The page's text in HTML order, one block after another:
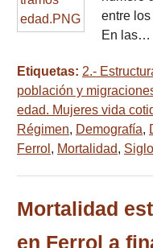
entre
En las…
Etiquetas: 2.-
población y
edad. Mujeres vida
Régimen, Demografía,
Ferrol , Mortalidad,
Mortalidad
en Ferrol a